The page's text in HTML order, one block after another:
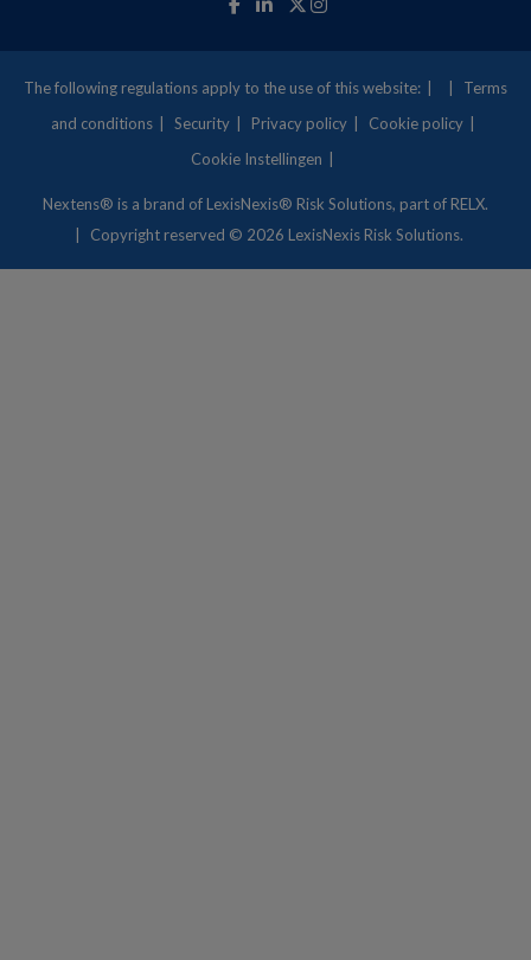
The following regulations apply to the use of this website:
Terms
and conditions
Security Privacy policy
Cookie policy
Cookie Instellingen
Nextens® is a brand of LexisNexis® Risk Solutions, part of RELX.
Copyrightreserved © 2026 LexisNexis Risk Solutions.